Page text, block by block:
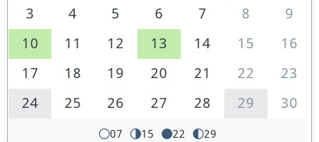
3
4 5 6 7 8
9
10
11 12 13 14 15
16
17
18 19 20 21 22
23
24
25 26 27 28 29 30
07 15 22 29